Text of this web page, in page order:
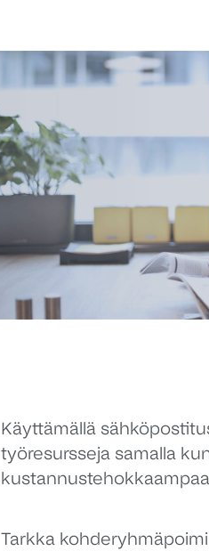
Käyttämällä
työresursseja samalla
Tarkka